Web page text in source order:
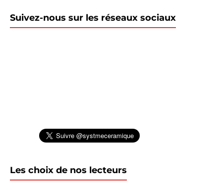
Suivez-nous sur les réseaux sociaux
Les choix de nos lecteurs